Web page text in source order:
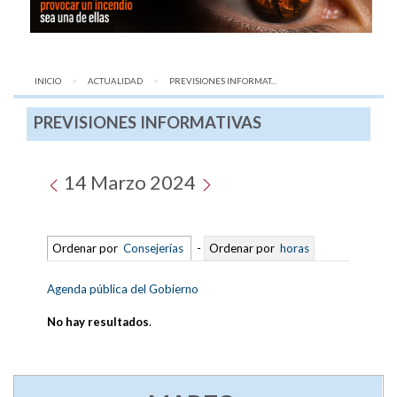
INICIO ACTUALIDAD AQUÍ:
PREVISIONES INFORMAT...
PREVISIONES INFORMATIVAS
14 Marzo 2024
Ordenar por Consejerías - Ordenar por horas
Agenda pública del Gobierno
No hay resultados.